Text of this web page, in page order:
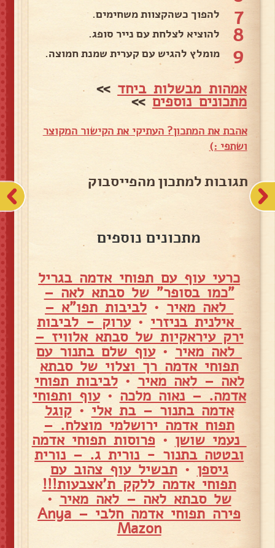
7 להפוך כשהקצוות משחימים.
8 להוציא לצלחת עם נייר סופג.
9 מומלץ להגיש עם קערית שמנת חמוצה.
אמהות מבשלות ביחד >>
מתכונים נוספים>>
אהבת את המתכון? העתיקי את הקישור המקוצר
ושתפי :)
תגובות למתכון מהפייסבוק
מתכונים נוספים
כרעי עוף עם תפוחי אדמה בגריל
"כמו בסופר" של סבתא לאה –
לאה מאיר • לביבות תפו"א –
אילנית בניזרי •ערוק - לביבות
ירק עיראקיות של סבתא אלוויז –
לאה מאיר •עוף שלם בתנור עם
תפוחי אדמה רך וצלוי של סבתא
לאה – לאה מאיר •לביבות תפוחי
אדמה. – נאוה מלכה •עוף ותפוחי
אדמה בתנור – בת אלי •קוגל
תפוח אדמה ירושלמי מוצלח. –
נעמי שושן • פרוסות תפוחי אדמה
ובטטה בתנור - נורית ג. – נורית
גיספן •תבשיל עוף צהוב עם
תפוחי אדמה ללקק ת'אצבעות!!!
של סבתא לאה – לאה מאיר •
פירה תפוחי אדמה חלבי – Anya
Mazon